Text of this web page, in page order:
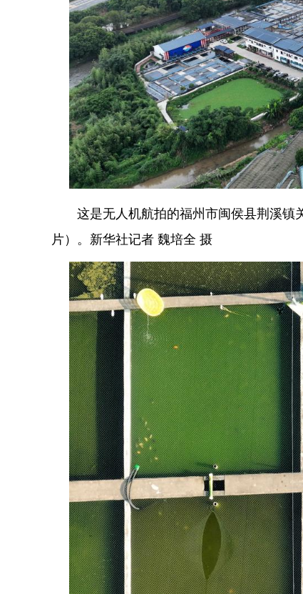
这是无人机航拍的福州市闽侯县荆溪镇
片）。新华社记者 魏培全 摄